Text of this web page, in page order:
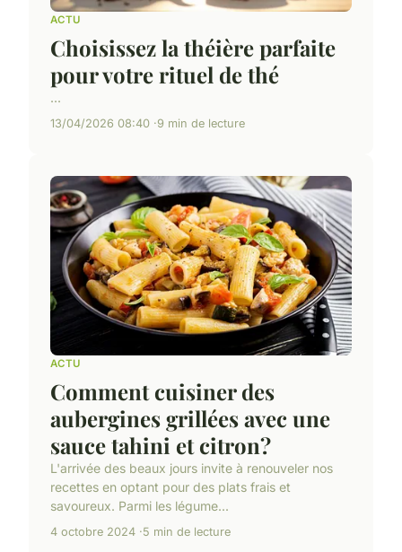
ACTU
Choisissez la théière parfaite
pour votre rituel de thé
...
13/04/2026 08:40 9 min de lecture
ACTU
Comment cuisiner des
aubergines grillées avec une
sauce tahini et citron?
L'arrivée des beaux jours invite à renouveler nos
recettes en optant pour des plats frais et
savoureux. Parmi les légume...
4 octobre 2024 5 min de lecture